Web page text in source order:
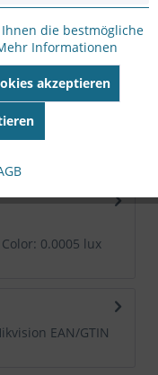
LU(2.8mm)(C)
Color: 0.0005 lux
EAN/GTIN
die bestmögliche
Informationen
akzeptieren